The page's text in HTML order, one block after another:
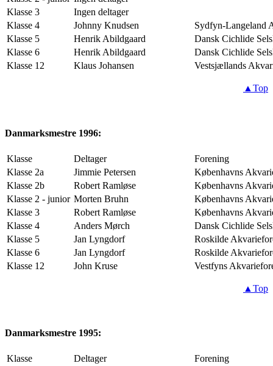
Klasse 3
Ingen deltager
Klasse 4
Johnny Knudsen
Sydfyn-Langeland
Klasse 5
Henrik Abildgaard
Dansk Cichlide
Klasse 6
Henrik Abildgaard
Dansk Cichlide
Klasse 12
Klaus Johansen Vestsjællands
▲Top
Danmarksmestre 1996:
Klasse Deltager
Forening
Klasse 2a
Jimmie Petersen
Københavns
Klasse 2b
Robert Ramløse
Københavns
Klasse 2 - junior Morten Bruhn
Københavns
Klasse 3
Robert Ramløse
Københavns
Klasse 4
Anders Mørch
Dansk Cichlide
Klasse 5
Jan Lyngdorf
Roskilde
Klasse 6
Jan Lyngdorf
Roskilde
Klasse 12
John Kruse Vestfyns
▲Top
Danmarksmestre 1995:
Klasse Deltager
Forening